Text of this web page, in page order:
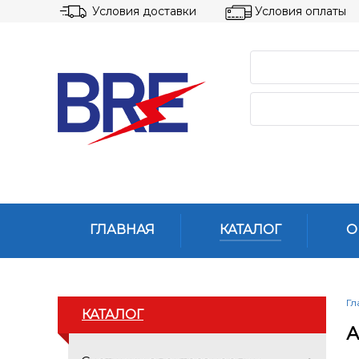
Условия доставки Условия оплаты
ГЛАВНАЯ КАТАЛОГ О
КАТАЛОГ